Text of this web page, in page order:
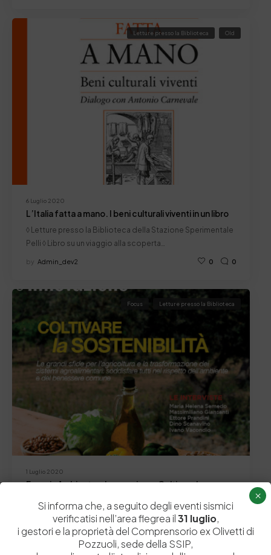
6 Luglio 2020
Letture presso la Biblioteca Old
L’Italia fatta a mano. I beni culturali viventi in un libro
◊ Letture presso la Biblioteca della Stazione Sperimentale
Pelli ◊ Libro su un viaggio alla scoperta…
by Admin_dev2 0 0
1 Luglio 2020
Focus Letture presso la Biblioteca
Energia Ambiente e Innovazione, Coltivare la
◊ Letture presso la Biblioteca della Stazione Sperimentale
Pelli ◊ COLTIVARE la SOSTENIBILITÀ – Le grandi…
Si informa che, a seguito degli eventi sismici
verificatisi nell’area flegrea il31 luglio,
i gestori e la proprietà del Comprensorio ex Olivetti di
Pozzuoli, sede della SSIP,
×